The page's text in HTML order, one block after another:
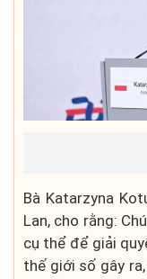
Bà Katarzyna
Lan, cho rằng:
cụ thể để giải
thế giới số gây